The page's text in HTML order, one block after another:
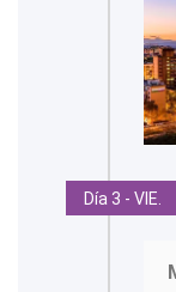
Día 3 - VIE.